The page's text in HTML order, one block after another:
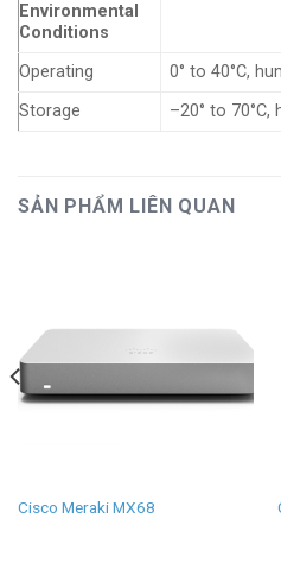
Environmental
Conditions
Operating
0° to 40°C,
Storage
–20° to 70°C,
SẢN PHẨM LIÊN QUAN
Cisco Meraki MX68